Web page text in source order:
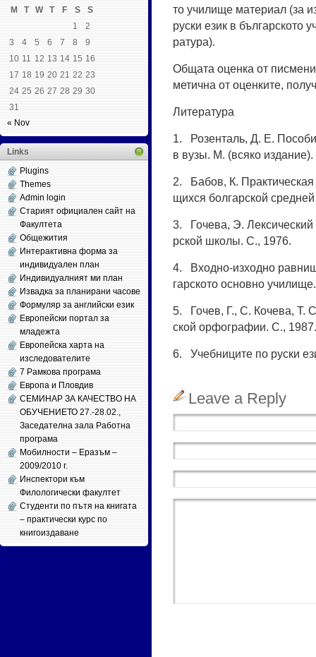
M
T W T F S
S
1
2
3
4 5 6 7 8
9
10 11 12 13 14 15 16
17 18 19 20 21 22 23
24 25 26 27 28 29 30
31
« Nov
Links
Plugins
Themes
Admin login
Старият официален сайт на
Факултета
Общежития
Интерактивна форма за
индивидуален план
Индивидуалният ми план
Извадка за планирани часове
Формуляр за английски език
Европейски портал за
младежта
Европейска харта на
изследователите
7 Рамкова програма
Европа и Пловдив
СЕМИНАР ЗА КАЧЕСТВО НА
ОБУЧЕНИЕТО 27.-28.02.,
Заседателна зала Работна
програма
Мобилности – Еразъм –
2009/2010 г.
Инспектори към
Филологически факултет
Студенти по пътя на книгата
– практически курс по
книгоиздаване
то учи­ли­ще ма­те­ри­ал (за
рус­ки език в бъл­га­рс­ко­то
ра­ту­ра).
Об­ща­та оцен­ка от
ме­тич­на от оцен­ки­те,
Ли­те­ра­ту­ра
1. Ро­зен­таль, Д. Е.
в ву­зы. М. (вся­ко из­да­ние).
2. Ба­бов, К.
щих­ся бол­гар­с­кой
3. Го­че­ва, Э.
рс­кой шко­лы. С., 1976.
4. Вход­но-из­ход­но
га­рс­ко­то ос­нов­но
5. Го­чев, Г., С. Ко­че­ва, Т.
ской ор­фог­ра­фии. С., 1987.
6. Учеб­ни­ци­те по рус­ки
Leave a Reply